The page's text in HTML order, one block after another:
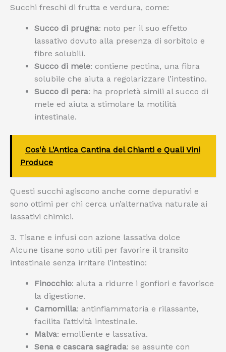
Succhi freschi di frutta e verdura, come:
Succo di prugna: noto per il suo effetto
lassativo dovuto alla presenza di sorbitolo e
fibre solubili.
Succo di mele: contiene pectina, una fibra
solubile che aiuta a regolarizzare l’intestino.
Succo di pera: ha proprietà simili al succo di
mele ed aiuta a stimolare la motilità
intestinale.
Cos'è L'Antica Cantina del Chianti e Quali Vini
Produce
Questi succhi agiscono anche come depurativi e
sono ottimi per chi cerca un’alternativa naturale ai
lassativi chimici.
3. Tisane e infusi con azione lassativa dolce
Alcune tisane sono utili per favorire il transito
intestinale senza irritare l’intestino:
Finocchio: aiuta a ridurre i gonfiori e favorisce
la digestione.
Camomilla: antinfiammatoria e rilassante,
facilita l’attività intestinale.
Malva: emolliente e lassativa.
Sena e cascara sagrada: se assunte con